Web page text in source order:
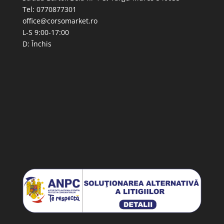
Tel: 0770877301
office@corsomarket.ro
L-S 9:00-17:00
D: Închis